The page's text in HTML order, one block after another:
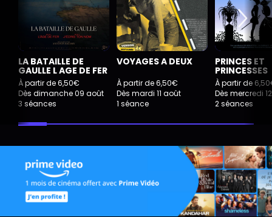
LA BATAILLE DE
GAULLE L AGE DE FER
À partir de 6,50€
Dès dimanche 09 août
3 séances
VOYAGES A DEUX
À partir de 6,50€
Dès mardi 11 août
1 séance
PRINCES ET
PRINCESSES
À partir de
Dès mercredi
2 séances